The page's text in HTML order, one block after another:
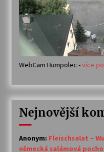
WebCam Humpolec -více
Nejnovější
Anonym: Fleischsalat –
německá salámová